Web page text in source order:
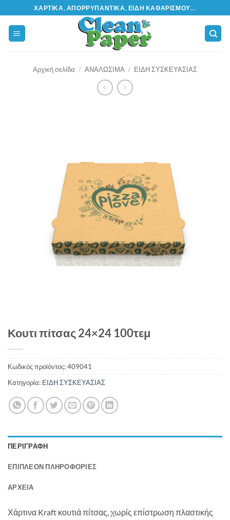
Μετάβαση
στο
περιεχόμενο
ΧΑΡΤΙΚΆ, ΑΠΟΡΡΥΠΑΝΤΙΚΆ, ΕΊΔΗ ΚΑΘΑΡΙΣΜΟΎ...
Αρχική σελίδα / ΑΝΑΛΩΣΙΜΑ / ΕΙΔΗ ΣΥΣΚΕΥΑΣΙΑΣ
Κουτι πίτσας 24×24 100τεμ
Κωδικός προϊόντος:409041
Κατηγορία: ΕΙΔΗ ΣΥΣΚΕΥΑΣΙΑΣ
ΠΕΡΙΓΡΑΦΉ
ΕΠΙΠΛΈΟΝ ΠΛΗΡΟΦΟΡΊΕΣ
ΑΡΧΕΊΑ
Χάρτινα Kraft κουτιά πίτσας, χωρίς επίστρωση πλαστικής